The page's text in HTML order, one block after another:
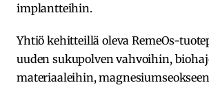
implantteihin.
Yhtiö kehitteillä oleva RemeOs-
uuden sukupolven vahvoihin,
materiaaleihin,